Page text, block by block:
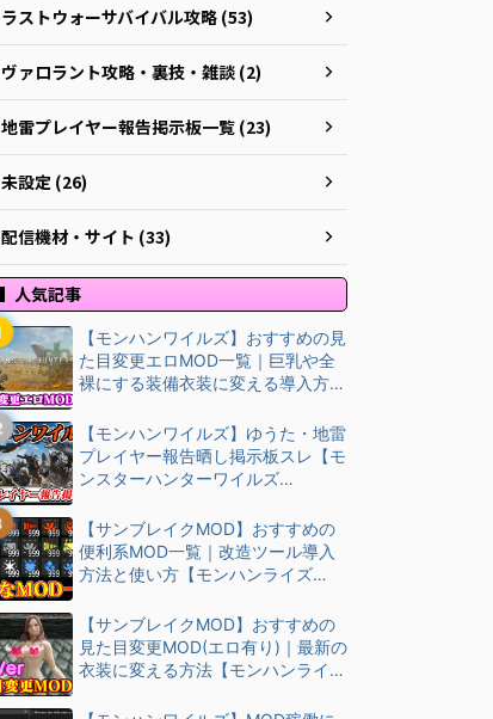
ラストウォーサバイバル攻略 (53)
ヴァロラント攻略・裏技・雑談 (2)
地雷プレイヤー報告掲示板一覧 (23)
未設定 (26)
配信機材・サイト (33)
人気記事
【モンハンワイルズ】おすすめの見
た目変更エロMOD一覧｜巨乳や全
裸にする装備衣装に変える導入方
【モンハンワイルズ】ゆうた・地雷
プレイヤー報告晒し掲示板スレ【モ
ンスターハンターワイルズ
【サンブレイクMOD】おすすめの
便利系MOD一覧｜改造ツール導入
方法と使い方【モンハンライズ
【サンブレイクMOD】おすすめの
見た目変更MOD(エロ有り)｜最新の
衣装に変える方法【モンハンライズ